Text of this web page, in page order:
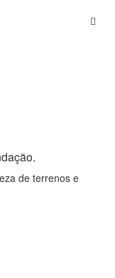
de terrenos e